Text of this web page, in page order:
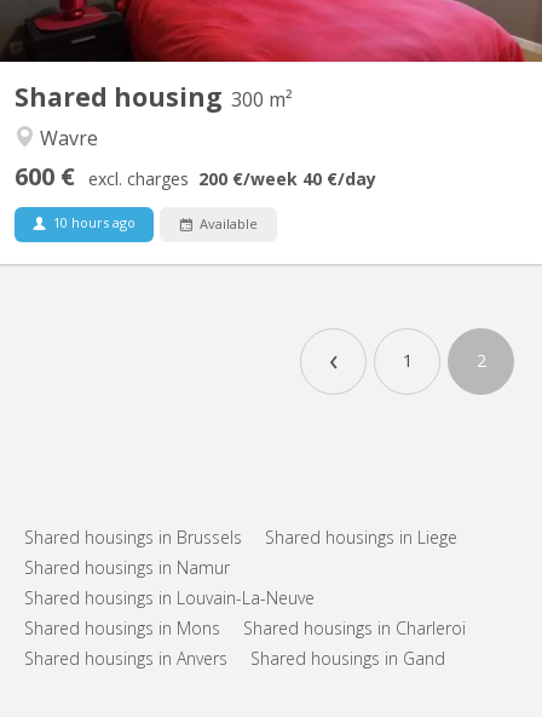
Shared housing 300 m²
Wavre
600 € excl. charges 200 €/week 40 €/day
10 hours ago Available
‹ 1 2
Shared housings in Brussels
Shared housings in Liege
Shared housings in Namur
Shared housings in Louvain-La-Neuve
Shared housings in Mons
Shared housings in Charleroi
Shared housings in Anvers
Shared housings in Gand